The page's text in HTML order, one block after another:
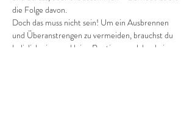
die Folge davon.
Doch das muss nicht sein! Um ein Ausbrennen
und Überanstrengen zu vermeiden, brauchst du
lediglich ein paar kleine Routinen, welche du in